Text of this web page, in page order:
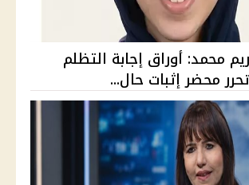
الـ4% ريم محمد: أوراق إجابة التظلم
محضر إثبات حال...